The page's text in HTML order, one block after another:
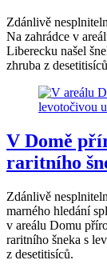
Zdánlivě
Na zahrádce v
Liberecku našel
zhruba z
V Domě
raritního
Zdánlivě
marného hledání
v areálu Domu
raritního šneka s
z desetitisíců.